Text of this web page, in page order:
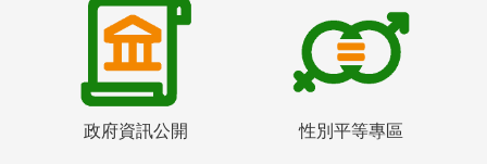
政府資訊公開 性別平等專區